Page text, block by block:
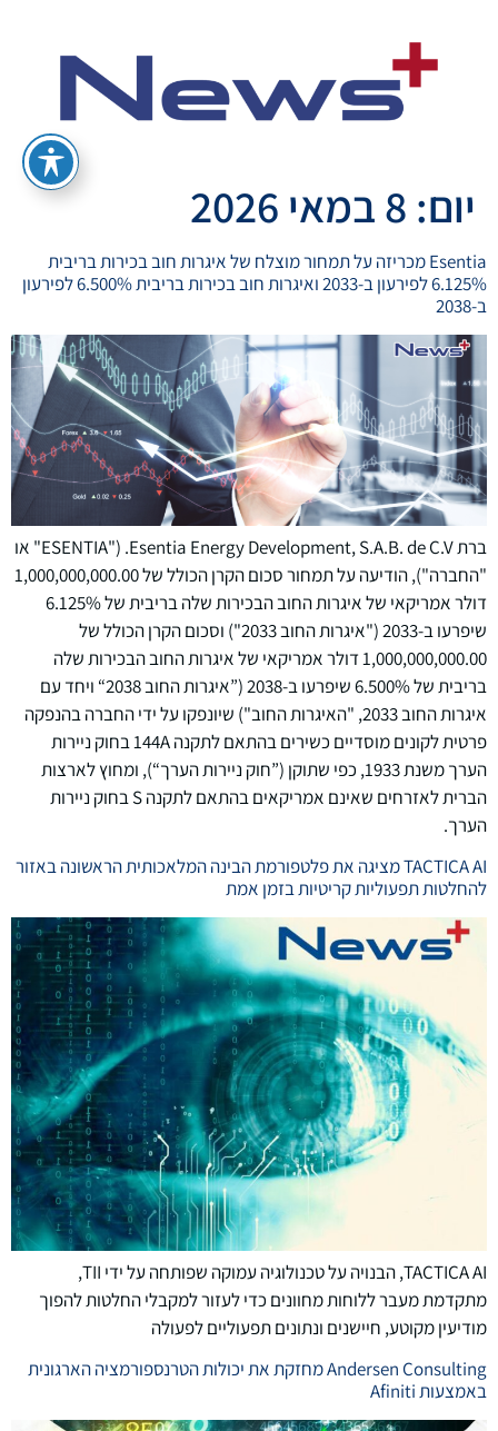
יום: 8 במאי 2026
Esentia מכריזה על תמחור מוצלח של איגרות חוב בכירות בריבית
6.125% לפירעון ב-2033 ואיגרות חוב בכירות בריבית 6.500% לפירעון
ב-2038
ברת Esentia Energy Development, S.A.B. de C.V. ("ESENTIA" או
"החברה"), הודיעה על תמחור סכום הקרן הכולל של 1,000,000,000.00
דולר אמריקאי של איגרות החוב הבכירות שלה בריבית של 6.125%
שיפרעו ב-2033 ("איגרות החוב 2033") וסכום הקרן הכולל של
1,000,000,000.00 דולר אמריקאי של איגרות החוב הבכירות שלה
בריבית של 6.500% שיפרעו ב-2038 (”איגרות החוב 2038“ ויחד עם
איגרות החוב 2033, "האיגרות החוב") שיונפקו על ידי החברה בהנפקה
פרטית לקונים מוסדיים כשירים בהתאם לתקנה 144A בחוק ניירות
הערך משנת 1933, כפי שתוקן (”חוק ניירות הערך“), ומחוץ לארצות
הברית לאזרחים שאינם אמריקאים בהתאם לתקנה S בחוק ניירות
הערך.
TACTICA AI מציגה את פלטפורמת הבינה המלאכותית הראשונה באזור
להחלטות תפעוליות קריטיות בזמן אמת
TACTICA AI, הבנויה על טכנולוגיה עמוקה שפותחה על ידי TII,
מתקדמת מעבר ללוחות מחוונים כדי לעזור למקבלי החלטות להפוך
מודיעין מקוטע, חיישנים ונתונים תפעוליים לפעולה
Andersen Consulting מחזקת את יכולות הטרנספורמציה הארגונית
באמצעות Afiniti